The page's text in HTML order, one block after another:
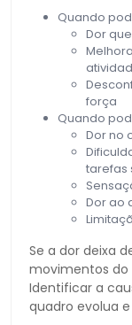
Quando
Dor
força
Quando
Dor no
tarefas
Dor ao
Se a dor deixa
movimentos do
Identificar a
quadro evolua